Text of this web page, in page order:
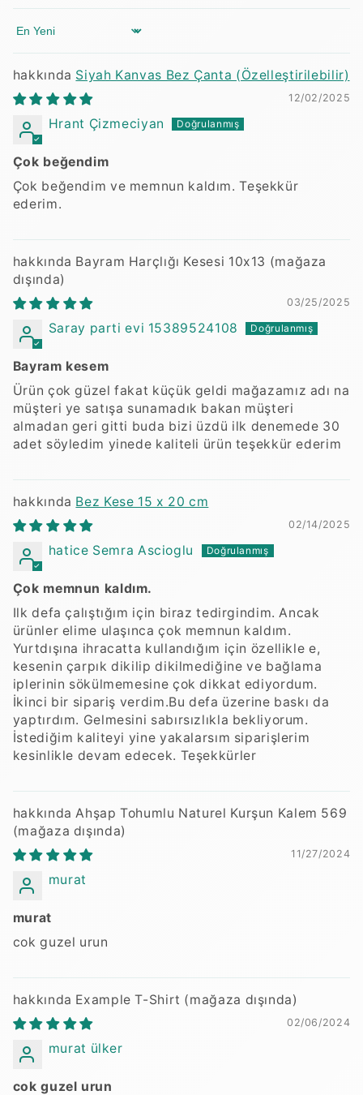
Sort by
Siyah Kanvas Bez Çanta (Özelleştirilebilir)
12/02/2025
Hrant Çizmeciyan
Çok beğendim
Çok beğendim ve memnun kaldım. Teşekkür
ederim.
Bayram Harçlığı Kesesi 10x13
03/25/2025
Saray parti evi 15389524108
Bayram kesem
Ürün çok güzel fakat küçük geldi mağazamız adı na
müşteri ye satışa sunamadık bakan müşteri
almadan geri gitti buda bizi üzdü ilk denemede 30
adet söyledim yinede kaliteli ürün teşekkür ederim
Bez Kese 15 x 20 cm
02/14/2025
hatice Semra Ascioglu
Çok memnun kaldım.
Ilk defa çalıştığım için biraz tedirgindim. Ancak
ürünler elime ulaşınca çok memnun kaldım.
Yurtdışına ihracatta kullandığım için özellikle e,
kesenin çarpık dikilip dikilmediğine ve bağlama
iplerinin sökülmemesine çok dikkat ediyordum.
İkinci bir sipariş verdim.Bu defa üzerine baskı da
yaptırdım. Gelmesini sabırsızlıkla bekliyorum.
İstediğim kaliteyi yine yakalarsım siparişlerim
kesinlikle devam edecek. Teşekkürler
Ahşap Tohumlu Naturel Kurşun Kalem 569
11/27/2024
murat
murat
cok guzel urun
Example T-Shirt
02/06/2024
murat ülker
cok guzel urun